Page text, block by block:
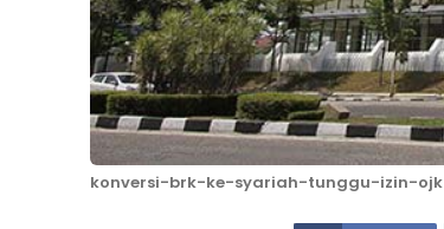
konversi-brk-ke-syariah-tunggu-izin-ojk